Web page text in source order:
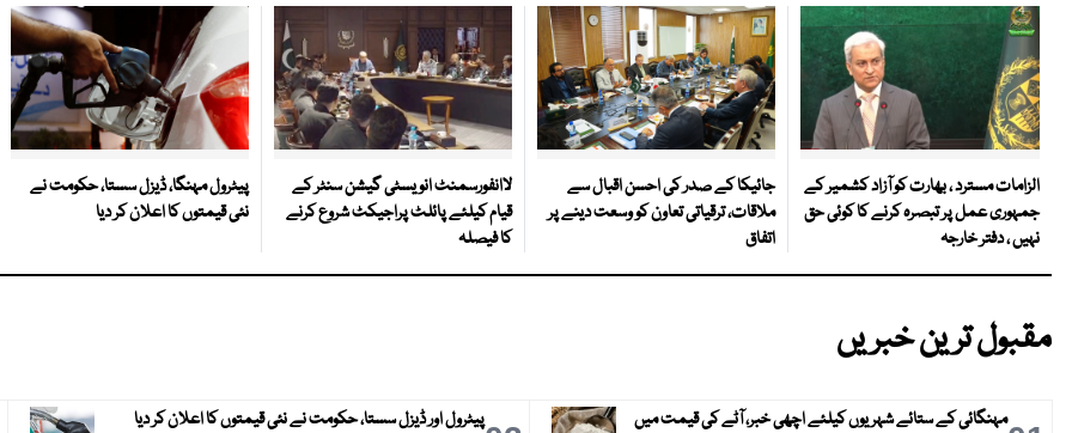
الزامات مسترد ، بھارت کو آزاد کشمیر کے
جمہوری عمل پر تبصرہ کرنے کا کوئی حق
نہیں ، دفتر خارجہ
جائیکا کے صدر کی احسن اقبال سے
ملاقات، ترقیاتی تعاون کو وسعت دینے پر
اتفاق
لاانفورسمنٹ انویسٹی گیشن سنٹر کے
قیام کیلئے پائلٹ پراجیکٹ شروع کرنے
کا فیصلہ
پیٹرول مہنگا، ڈیزل سستا، حکومت نے
نئی قیمتوں کا اعلان کر دیا
مقبول ترین خبریں
مہنگائی کے ستائے شہریوں کیلئے اچھی خبر، آٹے کی قیمت میں
پیٹرول اور ڈیزل سستا، حکومت نے نئی قیمتوں کا اعلان کر دیا